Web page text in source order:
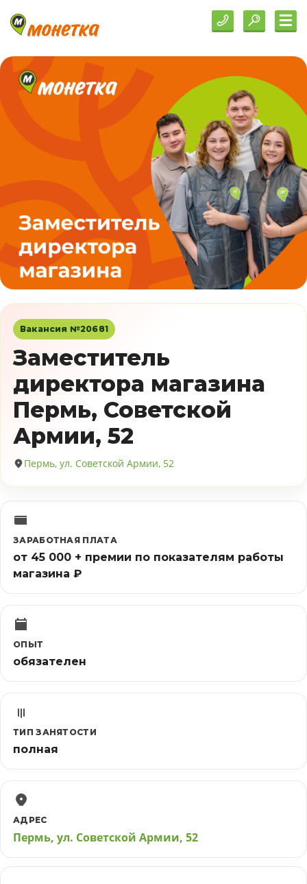
Вакансия №20681
Заместитель
директора магазина
Пермь, Советской
Армии, 52
Пермь, ул. Советской Армии, 52
ЗАРАБОТНАЯ ПЛАТА
от 45 000 + премии по показателям работы
магазина ₽
ОПЫТ
обязателен
ТИП ЗАНЯТОСТИ
полная
АДРЕС
Пермь, ул. Советской Армии, 52